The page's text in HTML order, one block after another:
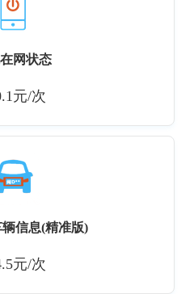
网状态
元/次
信息(精准版)
元/次